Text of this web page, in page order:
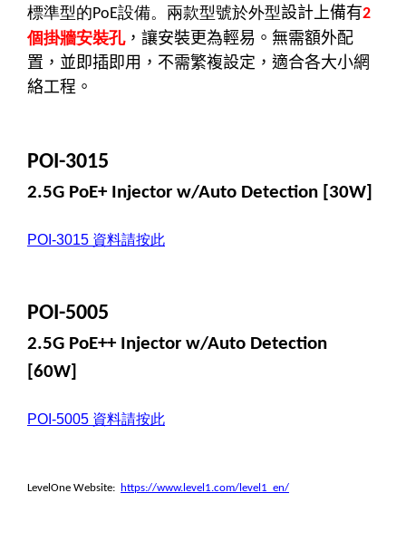
標準型的PoE設備。兩款型號於外型設計上備有2
個掛牆安裝孔，讓安裝更為輕易。無需額外配
置，並即插即用，不需繁複設定，適合各大小網
絡工程。
POI-3015
2.5G PoE+ Injector w/Auto Detection [30W]
POI-3015 資料請按此
POI-5005
2.5G PoE++ Injector w/Auto Detection
[60W]
POI-5005 資料請按此
LevelOne Website: https://www.level1.com/level1_en/